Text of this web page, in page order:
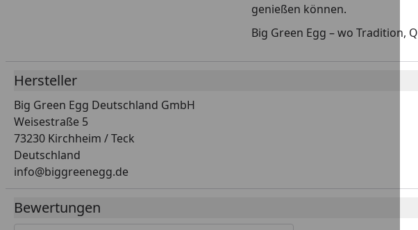
genießen können.
Big Green Egg – wo Tradition,
Hersteller
Big Green Egg Deutschland GmbH
Weisestraße 5
73230 Kirchheim / Teck
Deutschland
info@biggreenegg.de
Bewertungen